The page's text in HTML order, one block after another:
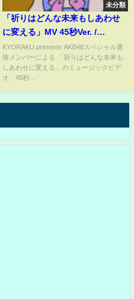
未分類
「祈りはどんな未来もしあわせ
に変える」MV 45秒Ver. /
AKB48[公式]
KYORAKU presents AKB48スペシャル選
抜メンバーによる 「祈りはどんな未来も
しあわせに変える」のミュージックビデ
オ、45秒...